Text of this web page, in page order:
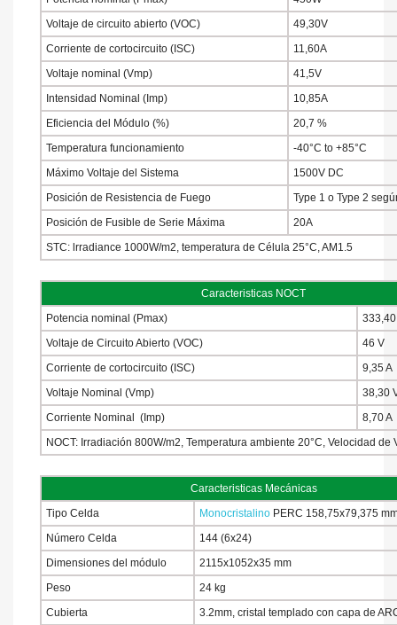
Voltaje de circuito abierto (VOC)
49,30V
Corriente de cortocircuito (ISC)
11,60A
Voltaje nominal (Vmp)
41,5V
Intensidad Nominal (Imp)
10,85A
Eficiencia del Módulo (%)
20,7 %
Temperatura funcionamiento
-40°C to +85°C
Máximo Voltaje del Sistema
1500V DC
Posición de Resistencia de Fuego
Type 1 o Type 2
Posición de Fusible de Serie Máxima
20A
STC: lrradiance 1000W/m2, temperatura de Célula 25°C, AM1.5
Caracteristicas NOCT
Potencia nominal (Pmax)
Voltaje de Circuito Abierto (VOC)
46 V
Corriente de cortocircuito (ISC)
9,35 A
Voltaje Nominal (Vmp)
38,30
Corriente Nominal (Imp)
8,70 A
NOCT: Irradiación 800W/m2, Temperatura ambiente 20°C, Velocidad de
Caracteristicas Mecánicas
Tipo Celda
Monocristalino PERC 158,75x79,375
Número Celda
144 (6x24)
Dimensiones del módulo
2115x1052x35 mm
Peso
24 kg
Cubierta
3.2mm, cristal templado con capa de